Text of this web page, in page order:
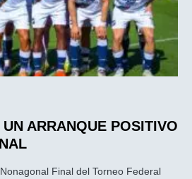
ARRANQUE POSITIVO
Final del Torneo Federal